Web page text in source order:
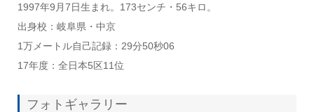
1997年9月7日生まれ。173センチ・56キロ。
出身校：岐阜県・中京
1万メートル自己記録：29分50秒06
17年度：全日本5区11位
フォトギャラリー